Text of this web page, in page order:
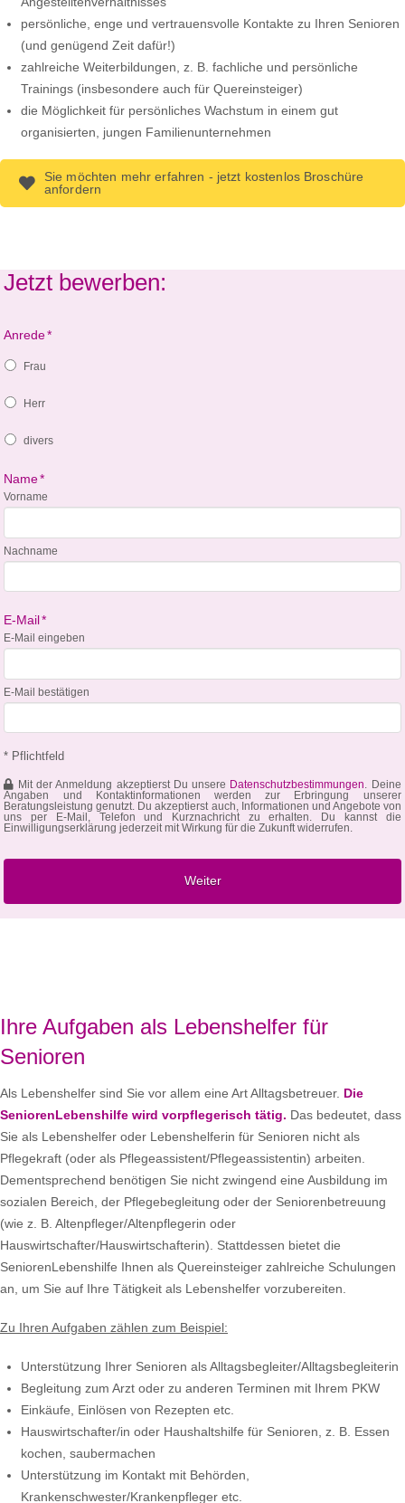
persönliche, enge und vertrauensvolle Kontakte zu Ihren Senioren
(und genügend Zeit dafür!)
zahlreiche Weiterbildungen, z. B. fachliche und persönliche
Trainings (insbesondere auch für Quereinsteiger)
die Möglichkeit für persönliches Wachstum in einem gut
organisierten, jungen Familienunternehmen
Sie möchten mehr erfahren - jetzt kostenlos Broschüre
anfordern
Jetzt bewerben:
Anrede*
Frau
Herr
divers
Name*
Vorname
Nachname
E-Mail*
E-Mail eingeben
E-Mail bestätigen
* Pflichtfeld
Mit der Anmeldung akzeptierst Du unsere Datenschutzbestimmungen. Deine
Angaben und Kontaktinformationen werden zur Erbringung unserer
Beratungsleistung genutzt. Du akzeptierst auch, Informationen und Angebote von
uns per E-Mail, Telefon und Kurznachricht zu erhalten. Du kannst die
Einwilligungserklärung jederzeit mit Wirkung für die Zukunft widerrufen.
Ihre Aufgaben als Lebenshelfer für
Senioren
Als Lebenshelfer sind Sie vor allem eine Art Alltagsbetreuer. Die
SeniorenLebenshilfe wird vorpflegerisch tätig. Das bedeutet, dass
Sie als Lebenshelfer oder Lebenshelferin für Senioren nicht als
Pflegekraft (oder als Pflegeassistent/Pflegeassistentin) arbeiten.
Dementsprechend benötigen Sie nicht zwingend eine Ausbildung im
sozialen Bereich, der Pflegebegleitung oder der Seniorenbetreuung
(wie z. B. Altenpfleger/Altenpflegerin oder
Hauswirtschafter/Hauswirtschafterin). Stattdessen bietet die
SeniorenLebenshilfe Ihnen als Quereinsteiger zahlreiche Schulungen
an, um Sie auf Ihre Tätigkeit als Lebenshelfer vorzubereiten.
Zu Ihren Aufgaben zählen zum Beispiel:
Unterstützung Ihrer Senioren als Alltagsbegleiter/Alltagsbegleiterin
Begleitung zum Arzt oder zu anderen Terminen mit Ihrem PKW
Einkäufe, Einlösen von Rezepten etc.
Hauswirtschafter/in oder Haushaltshilfe für Senioren, z. B. Essen
kochen, saubermachen
Unterstützung im Kontakt mit Behörden,
Krankenschwester/Krankenpfleger etc.